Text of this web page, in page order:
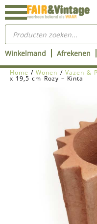
Ga
naar
inhoud
Producten
zoeken
Winkelmand Afrekenen
Home /Wonen / Vazen &
x 19,5 cm Rozy – Kinta